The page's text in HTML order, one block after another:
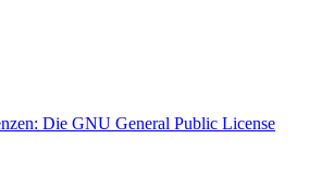
Die GNU General Public License